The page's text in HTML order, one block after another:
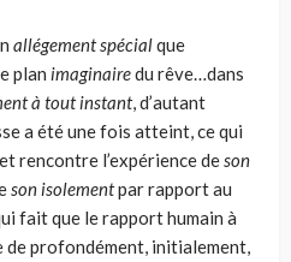
allégement spécialque
plan imaginairedu rêve…dans
à tout instant, d’autant
a été une fois atteint, ce qui
rencontre l’expérience deson
son isolementpar rapport au
fait que le rapport humain à
de profondément, initialement,